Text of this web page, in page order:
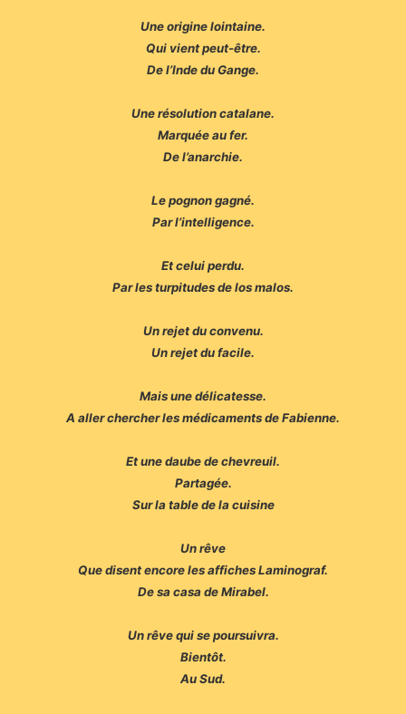
Une origine lointaine.
Qui vient peut-être.
De l’Inde du Gange.
Une résolution catalane.
Marquée au fer.
De l’anarchie.
Le pognon gagné.
Par l’intelligence.
Et celui perdu.
Par les turpitudes de los malos.
Un rejet du convenu.
Un rejet du facile.
Mais une délicatesse.
A aller chercher les médicaments de Fabienne.
Et une daube de chevreuil.
Partagée.
Sur la table de la cuisine
Un rêve
Que disent encore les affiches Laminograf.
De sa casa de Mirabel.
Un rêve qui se poursuivra.
Bientôt.
Au Sud.